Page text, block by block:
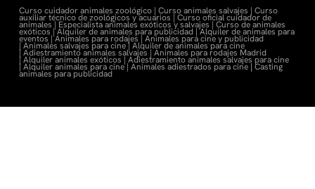
Curso cuidador animales zoológico | Curso animales salvajes | Curso
auxiliar técnico de zoológicos y acuarios | Curso oficial cuidador de
animales | Especialista animales exóticos y salvajes | Curso de animales
exóticos |Alquiler de animales para publicidad |Alquiler de animales para
eventos |Animales para rodajes | Animales para cine y publicidad
| Animales salvajes para cine | Alquiler de animales para cine
| Adiestramiento animales salvajes | Animales para rodajes Madrid
| Alquiler animales exóticos | Adiestramiento animales salvajes para cine
| Alquiler animales para cine | Animales adiestrados para cine| Casting
animales para publicidad